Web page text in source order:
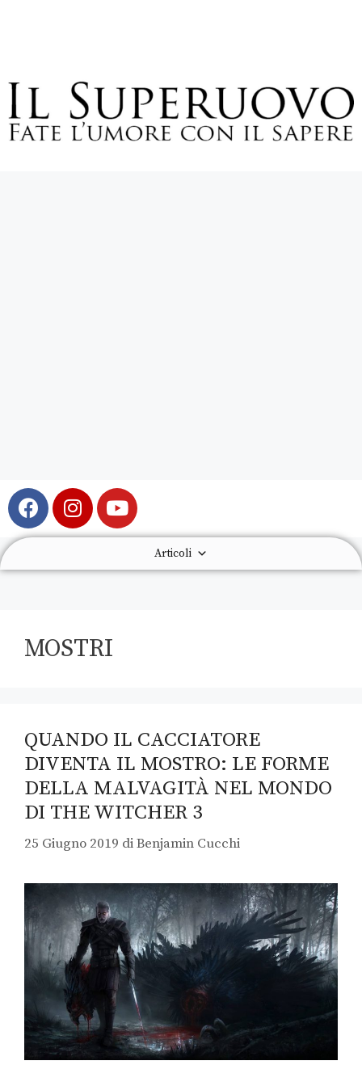
Articoli
MOSTRI
QUANDO IL CACCIATORE
DIVENTA IL MOSTRO: LE FORME
DELLA MALVAGITÀ NEL MONDO
DI THE WITCHER 3
25 Giugno 2019 diBenjamin Cucchi